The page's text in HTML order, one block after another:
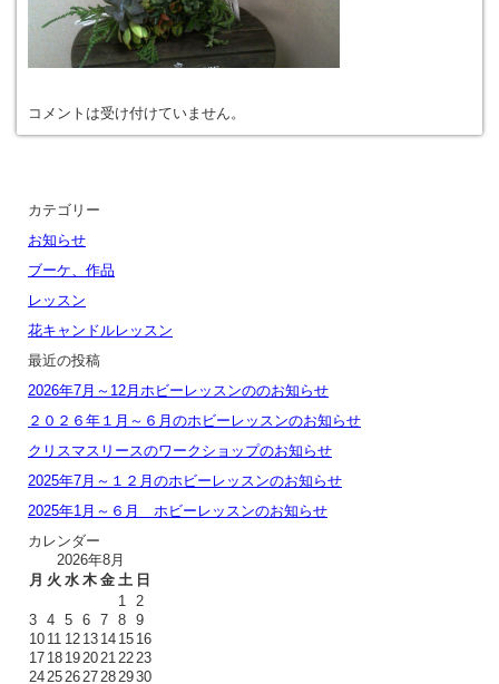
コメントは受け付けていません。
カテゴリー
お知らせ
ブーケ、作品
レッスン
花キャンドルレッスン
最近の投稿
2026年7月～12月ホビーレッスンののお知らせ
２０２６年１月～６月のホビーレッスンのお知らせ
クリスマスリースのワークショップのお知らせ
2025年7月～１２月のホビーレッスンのお知らせ
2025年1月～６月 ホビーレッスンのお知らせ
カレンダー
2026年8月
月 火 水 木 金 土 日
1
2
3 4 5 6 7 8 9
10 11 12 13 14 15 16
17 18 19 20 21 22 23
24 25 26 27 28 2930